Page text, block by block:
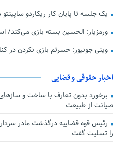
یک جلسه تا پایان کار ریکاردو
ورمزیار: الحسین بسته بازی می‌کند/
وینی جونیور: حسرتم بازی نکردن در
اخبار حقوقی و قضایی
برخورد بدون تعارف با ساخت‌ و
صیانت از طبیعت
رئیس قوه قضاییه درگذشت مادر سردار
را تسلیت گفت